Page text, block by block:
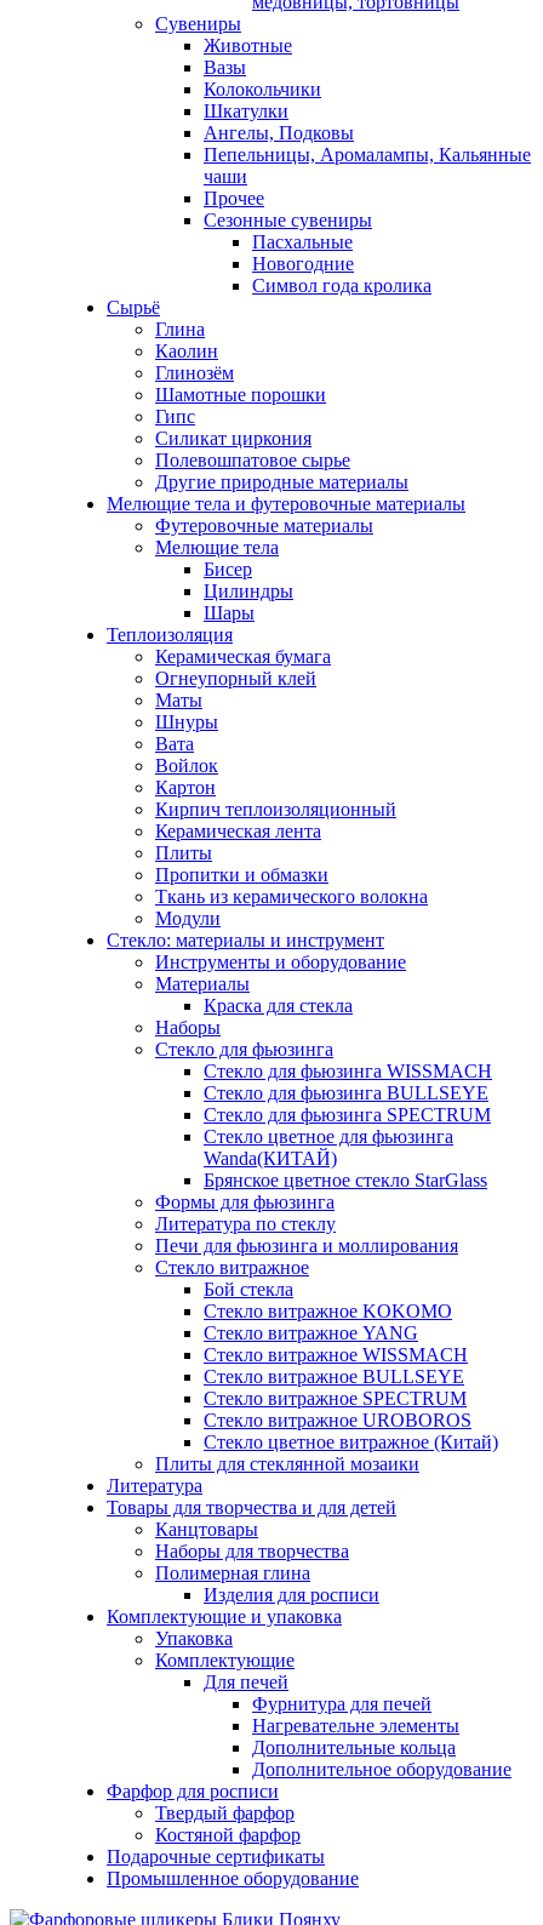
Сувениры
Животные
Вазы
Колокольчики
Шкатулки
Ангелы, Подковы
Пепельницы, Аромалампы, Кальянные
чаши
Прочее
Сезонные сувениры
Пасхальные
Новогодние
Символ года кролика
Сырьё
Глина
Каолин
Глинозём
Шамотные порошки
Гипс
Силикат циркония
Полевошпатовое сырье
Другие природные материалы
Мелющие тела и футеровочные материалы
Футеровочные материалы
Мелющие тела
Бисер
Цилиндры
Шары
Теплоизоляция
Керамическая бумага
Огнеупорный клей
Маты
Шнуры
Вата
Войлок
Картон
Кирпич теплоизоляционный
Керамическая лента
Плиты
Пропитки и обмазки
Ткань из керамического волокна
Модули
Стекло: материалы и инструмент
Инструменты и оборудование
Материалы
Краска для стекла
Наборы
Стекло для фьюзинга
Стекло для фьюзинга WISSMACH
Стекло для фьюзинга BULLSEYE
Стекло для фьюзинга SPECTRUM
Стекло цветное для фьюзинга
Wanda(КИТАЙ)
Брянское цветное стекло StarGlass
Формы для фьюзинга
Литература по стеклу
Печи для фьюзинга и моллирования
Стекло витражное
Бой стекла
Стекло витражное KOKOMO
Стекло витражное YANG
Стекло витражное WISSMACH
Стекло витражное BULLSEYE
Стекло витражное SPECTRUM
Стекло витражное UROBOROS
Стекло цветное витражное (Китай)
Плиты для стеклянной мозаики
Литература
Товары для творчества и для детей
Канцтовары
Наборы для творчества
Полимерная глина
Изделия для росписи
Комплектующие и упаковка
Упаковка
Комплектующие
Для печей
Фурнитура для печей
Нагревательне элементы
Дополнительные кольца
Дополнительное оборудование
Фарфор для росписи
Твердый фарфор
Костяной фарфор
Подарочные сертификаты
Промышленное оборудование